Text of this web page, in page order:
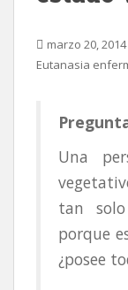
marzo 20, 2014
Eutanasia
Una
tan
porque
¿posee